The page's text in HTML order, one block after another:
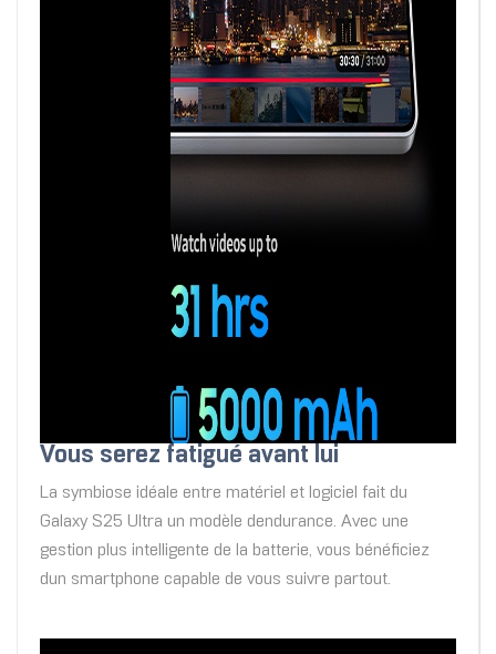
Vous serez fatigué avant lui
La symbiose idéale entre matériel et logiciel fait du
Galaxy S25 Ultra un modèle dendurance. Avec une
gestion plus intelligente de la batterie, vous bénéficiez
dun smartphone capable de vous suivre partout.